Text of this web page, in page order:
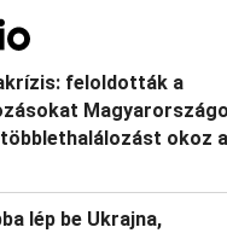
feloldották a
okoz a
lép be Ukrajna,